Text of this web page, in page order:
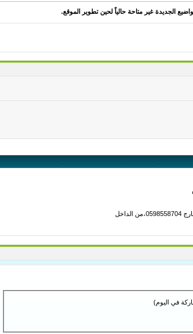
الجديدة غير متاحة حالياً لحين تطوير الموقع.